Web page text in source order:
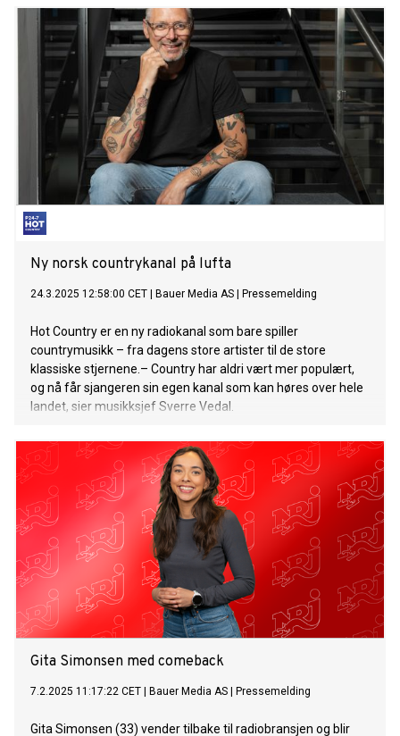
Ny norsk countrykanal på lufta
24.3.2025 12:58:00 CET Bauer Media AS Pressemelding
Hot Country er en ny radiokanal som bare spiller
countrymusikk – fra dagens store artister til de store
klassiske stjernene.– Country har aldri vært mer populært,
og nå får sjangeren sin egen kanal som kan høres over hele
landet, sier musikksjef Sverre Vedal.
Gita Simonsen med comeback
7.2.2025 11:17:22 CET Bauer Media AS Pressemelding
Gita Simonsen (33) vender tilbake til radiobransjen og blir